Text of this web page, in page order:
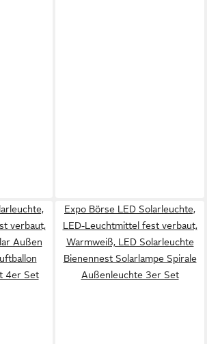
verbaut,
Außen
4er Set
Expo Börse LED Solarleuchte,
LED-Leuchtmittel fest verbaut,
Warmweiß, LED Solarleuchte
Bienennest Solarlampe Spirale
Außenleuchte 3er Set